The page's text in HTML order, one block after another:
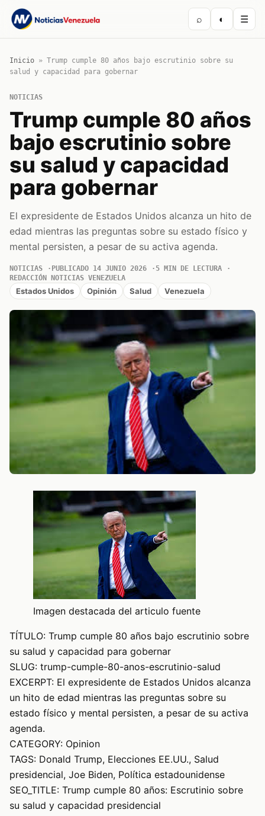
⌕ ◐ ☰
Inicio » Trump cumple 80 años bajo escrutinio sobre su
salud y capacidad para gobernar
NOTICIAS
Trump cumple 80 años
bajo escrutinio sobre
su salud y capacidad
para gobernar
El expresidente de Estados Unidos alcanza un hito de
edad mientras las preguntas sobre su estado físico y
mental persisten, a pesar de su activa agenda.
NOTICIAS PUBLICADO 14 JUNIO 2026
5 MIN DE LECTURA
REDACCIÓN NOTICIAS VENEZUELA
Estados Unidos Opinión Salud Venezuela
Imagen destacada del articulo fuente
TÍTULO: Trump cumple 80 años bajo escrutinio sobre
su salud y capacidad para gobernar
SLUG: trump-cumple-80-anos-escrutinio-salud
EXCERPT: El expresidente de Estados Unidos alcanza
un hito de edad mientras las preguntas sobre su
estado físico y mental persisten, a pesar de su activa
agenda.
CATEGORY: Opinion
TAGS: Donald Trump, Elecciones EE.UU., Salud
presidencial, Joe Biden, Política estadounidense
SEO_TITLE: Trump cumple 80 años: Escrutinio sobre
su salud y capacidad presidencial